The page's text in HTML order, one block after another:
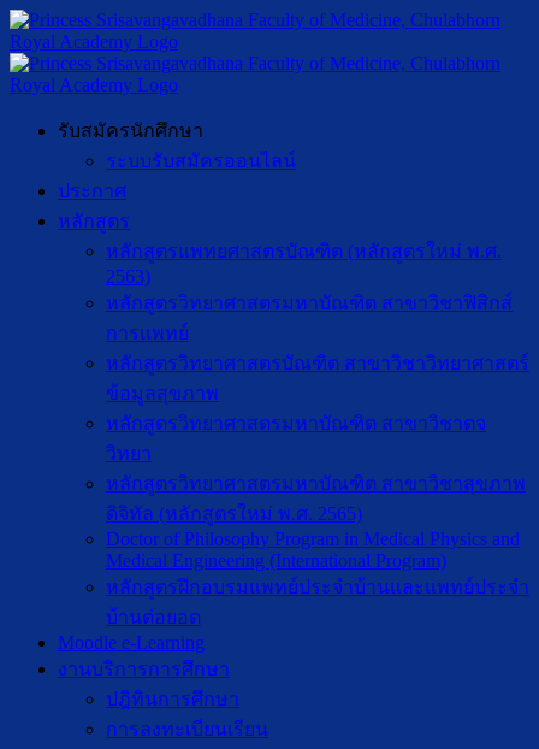
รับสมัครนักศึกษา
ระบบรับสมัครออนไลน์
ประกาศ
หลักสูตร
หลักสูตรแพทยศาสตรบัณฑิต (หลักสูตรใหม่ พ.ศ.
2563)
หลักสูตรวิทยาศาสตรมหาบัณฑิต สาขาวิชาฟิสิกส์
การแพทย์
หลักสูตรวิทยาศาสตรบัณฑิต สาขาวิชาวิทยาศาสตร์
ข้อมูลสุขภาพ
หลักสูตรวิทยาศาสตรมหาบัณฑิต สาขาวิชาตจ
วิทยา
หลักสูตรวิทยาศาสตรมหาบัณฑิต สาขาวิชาสุขภาพ
ดิจิทัล (หลักสูตรใหม่ พ.ศ. 2565)
Doctor of Philosophy Program in Medical Physics and
Medical Engineering (International Program)
หลักสูตรฝึกอบรมแพทย์ประจำบ้านและแพทย์ประจำ
บ้านต่อยอด
Moodle e-Learning
งานบริการการศึกษา
ปฎิทินการศึกษา
การลงทะเบียนเรียน